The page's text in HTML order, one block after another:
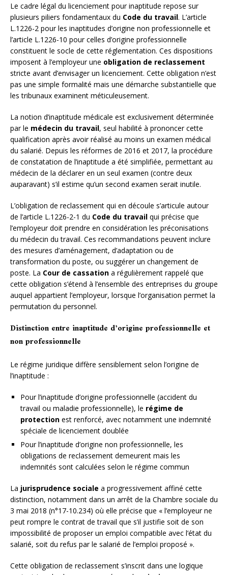
Le cadre légal du licenciement pour inaptitude repose sur
plusieurs piliers fondamentaux du Code du travail. L’article
L.1226-2 pour les inaptitudes d’origine non professionnelle et
l’article L.1226-10 pour celles d’origine professionnelle
constituent le socle de cette réglementation. Ces dispositions
imposent à l’employeur une obligation de reclassement
stricte avant d’envisager un licenciement. Cette obligation n’est
pas une simple formalité mais une démarche substantielle que
les tribunaux examinent méticuleusement.
La notion d’inaptitude médicale est exclusivement déterminée
par le médecin du travail, seul habilité à prononcer cette
qualification après avoir réalisé au moins un examen médical
du salarié. Depuis les réformes de 2016 et 2017, la procédure
de constatation de l’inaptitude a été simplifiée, permettant au
médecin de la déclarer en un seul examen (contre deux
auparavant) s’il estime qu’un second examen serait inutile.
L’obligation de reclassement qui en découle s’articule autour
de l’article L.1226-2-1 du Code du travail qui précise que
l’employeur doit prendre en considération les préconisations
du médecin du travail. Ces recommandations peuvent inclure
des mesures d’aménagement, d’adaptation ou de
transformation du poste, ou suggérer un changement de
poste. La Cour de cassation a régulièrement rappelé que
cette obligation s’étend à l’ensemble des entreprises du groupe
auquel appartient l’employeur, lorsque l’organisation permet la
permutation du personnel.
Distinction entre inaptitude d’origine professionnelle et
non professionnelle
Le régime juridique diffère sensiblement selon l’origine de
l’inaptitude :
Pour l’inaptitude d’origine professionnelle (accident du
travail ou maladie professionnelle), le régime de
protection est renforcé, avec notamment une indemnité
spéciale de licenciement doublée
Pour l’inaptitude d’origine non professionnelle, les
obligations de reclassement demeurent mais les
indemnités sont calculées selon le régime commun
La jurisprudence sociale a progressivement affiné cette
distinction, notamment dans un arrêt de la Chambre sociale du
3 mai 2018 (n°17-10.234) où elle précise que « l’employeur ne
peut rompre le contrat de travail que s’il justifie soit de son
impossibilité de proposer un emploi compatible avec l’état du
salarié, soit du refus par le salarié de l’emploi proposé ».
Cette obligation de reclassement s’inscrit dans une logique